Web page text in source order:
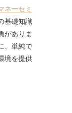
ネーセミ
基礎知識
がありま
、単純で
境を提供